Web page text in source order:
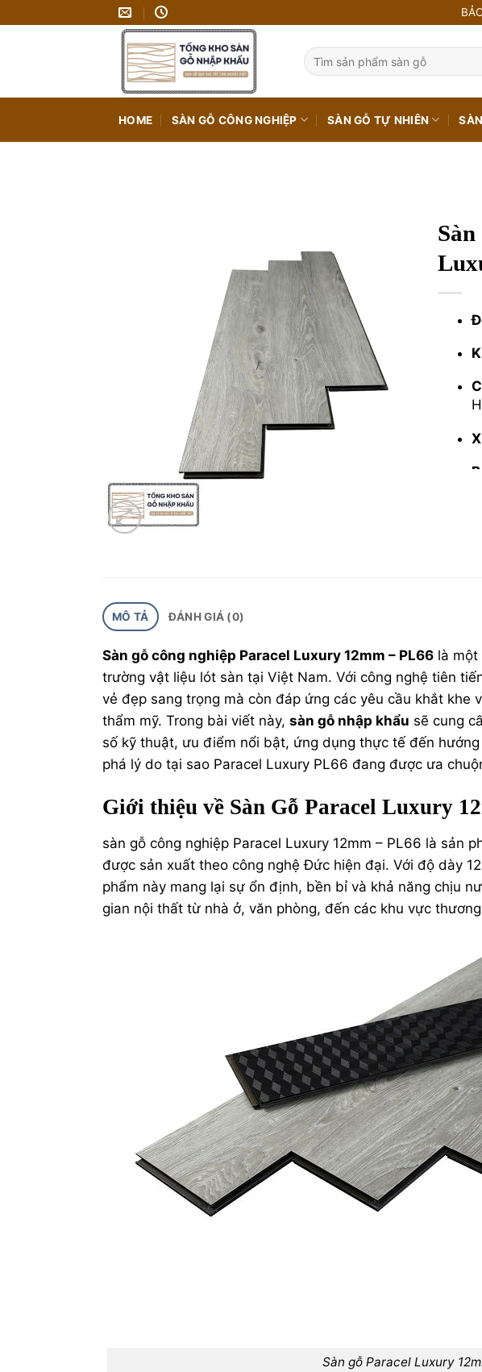
Tìm
kiếm:
HOME SÀN GỖ CÔNG NGHIỆP SÀN GỖ TỰ NHIÊN
MÔ TẢ ĐÁNH GIÁ (0)
Sàn gỗ công nghiệp Paracel Luxury 12mm – PL66 là một
trường vật liệu lót sàn tại Việt Nam. Với công nghệ tiên
vẻ đẹp sang trọng mà còn đáp ứng các yêu cầu khắt khe
thẩm mỹ. Trong bài viết này, sàn gỗ nhập khẩu sẽ cung
số kỹ thuật, ưu điểm nổi bật, ứng dụng thực tế đến
phá lý do tại sao Paracel Luxury PL66 đang được ưa
Giới thiệu về Sàn Gỗ Paracel Luxury
sàn gỗ công nghiệp Paracel Luxury 12mm – PL66 là sản
được sản xuất theo công nghệ Đức hiện đại. Với độ dày
phẩm này mang lại sự ổn định, bền bỉ và khả năng chịu
gian nội thất từ nhà ở, văn phòng, đến các khu vực
Sàn gỗ Paracel Luxury